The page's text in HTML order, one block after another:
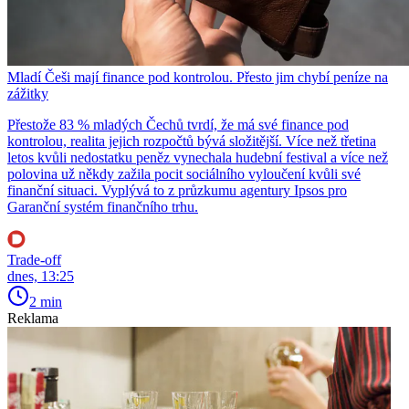
Mladí Češi mají finance pod kontrolou. Přesto jim chybí peníze na
zážitky
Přestože 83 % mladých Čechů tvrdí, že má své finance pod
kontrolou, realita jejich rozpočtů bývá složitější. Více než třetina
letos kvůli nedostatku peněz vynechala hudební festival a více než
polovina už někdy zažila pocit sociálního vyloučení kvůli své
finanční situaci. Vyplývá to z průzkumu agentury Ipsos pro
Garanční systém finančního trhu.
Trade-off
dnes, 13:25
2 min
Reklama